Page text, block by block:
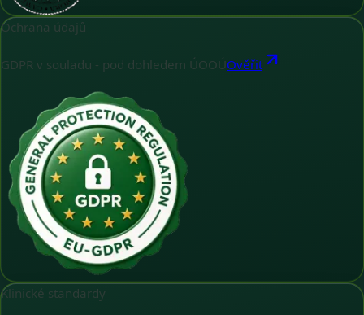
Ochrana údajů
GDPR v souladu - pod dohledem ÚOOÚOvěřit
Klinické standardy